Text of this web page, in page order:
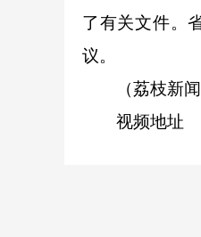
了有关文件。
议。
（荔枝新闻
视频地址